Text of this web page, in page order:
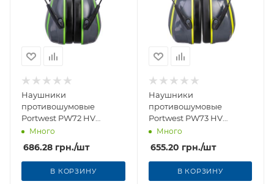
Наушники
противошумовые
Portwest PW72 HV
Extreme Low (SNR 26 дБ)
Много
686.28 грн./шт
В КОРЗИНУ
Наушники
противошумовые
Portwest PW73 HV
Extreme Medium (SNR 28
Много
655.20 грн./шт
В КОРЗИНУ